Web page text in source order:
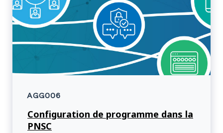
AGG006
Configuration de programme dans la
PNSC